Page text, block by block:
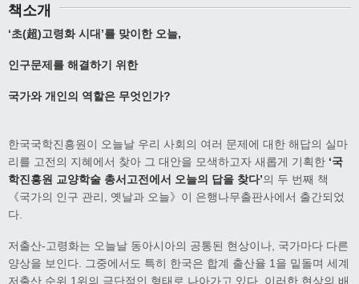
책소개
‘초(超)고령화 시대’를 맞이한 오늘,
인구문제를 해결하기 위한
국가와 개인의 역할은 무엇인가?
한국국학진흥원이 오늘날 우리 사회의 여러 문제에 대한 해답의 실마
리를 고전의 지혜에서 찾아 그 대안을 모색하고자 새롭게 기획한 ‘국
학진흥원 교양학술 총서 고전에서 오늘의 답을 찾다’의 두 번째 책
《국가의 인구 관리, 옛날과 오늘》이 은행나무출판사에서 출간되었
다.
저출산-고령화는 오늘날 동아시아의 공통된 현상이나, 국가마다 다른
양상을 보인다. 그중에서도 특히 한국은 합계 출산율 1을 밑돌며 세계
저출산 순위 1위의 극단적인 형태로 나아가고 있다. 이러한 현상의 배